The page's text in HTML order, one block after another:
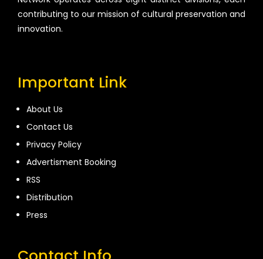
contributing to our mission of cultural preservation and
innovation.
Important Link
About Us
Contact Us
Privacy Policy
Advertisment Booking
RSS
Distribution
Press